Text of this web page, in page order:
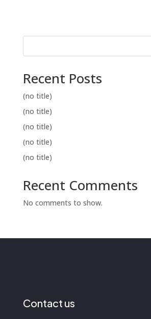
Recent Posts
(no title)
(no title)
(no title)
(no title)
(no title)
Recent Comments
No comments to show.
Contact us